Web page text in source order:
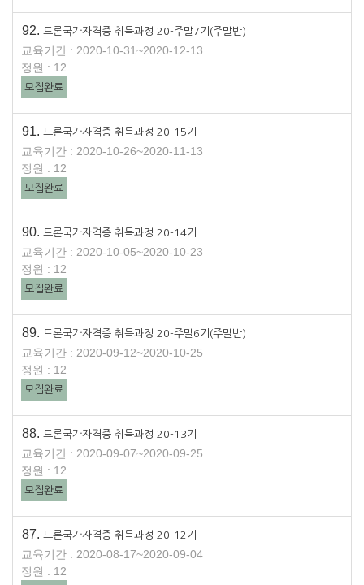
92. 드론국가자격증 취득과정 20-주말7기(주말반)
교육기간 : 2020-10-31~2020-12-13
정원 : 12
모집완료
91. 드론국가자격증 취득과정 20-15기
교육기간 : 2020-10-26~2020-11-13
정원 : 12
모집완료
90. 드론국가자격증 취득과정 20-14기
교육기간 : 2020-10-05~2020-10-23
정원 : 12
모집완료
89. 드론국가자격증 취득과정 20-주말6기(주말반)
교육기간 : 2020-09-12~2020-10-25
정원 : 12
모집완료
88. 드론국가자격증 취득과정 20-13기
교육기간 : 2020-09-07~2020-09-25
정원 : 12
모집완료
87. 드론국가자격증 취득과정 20-12기
교육기간 : 2020-08-17~2020-09-04
정원 : 12